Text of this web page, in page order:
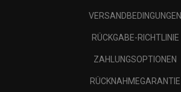
VERSANDBEDINGUNGEN
RÜCKGABE-RICHTLINIE
ZAHLUNGSOPTIONEN
RÜCKNAHMEGARANTIE